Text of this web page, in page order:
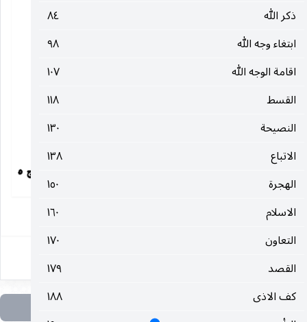
ذكر الله
٨٤
ابتغاء وجه الله
٩٨
اقامة الوجه الله
١٠٧
القسط
١١٨
النصيحة
١٣٠
الاتباع
١٣٨
الهجرة
١٥٠
الاسلام
١٦٠
التعاون
١٧٠
القصد
١٧٩
كف الاذى
١٨٨